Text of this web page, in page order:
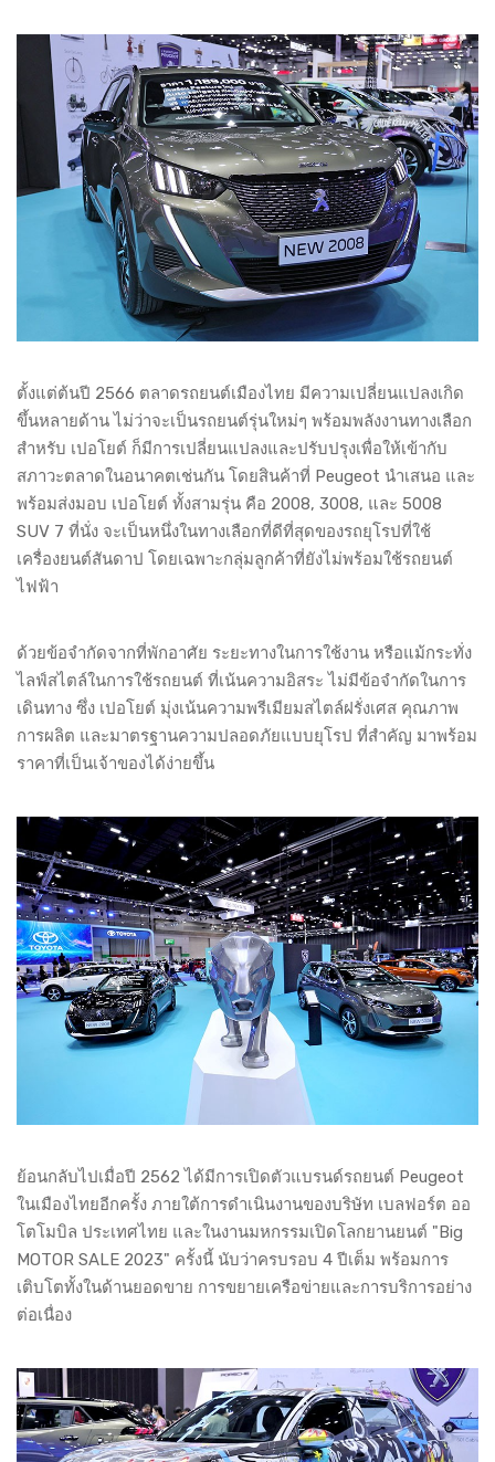
ตั้งแต่ต้นปี 2566 ตลาดรถยนต์เมืองไทย มีความเปลี่ยนแปลงเกิด
ขึ้นหลายด้าน ไม่ว่าจะเป็นรถยนต์รุ่นใหม่ๆ พร้อมพลังงานทางเลือก
สำหรับ เปอโยต์ ก็มีการเปลี่ยนแปลงและปรับปรุงเพื่อให้เข้ากับ
สภาวะตลาดในอนาคตเช่นกัน โดยสินค้าที่ Peugeot นำเสนอ และ
พร้อมส่งมอบ เปอโยต์ ทั้งสามรุ่น คือ 2008, 3008, และ 5008
SUV 7 ที่นั่ง จะเป็นหนึ่งในทางเลือกที่ดีที่สุดของรถยุโรปที่ใช้
เครื่องยนต์สันดาป โดยเฉพาะกลุ่มลูกค้าที่ยังไม่พร้อมใช้รถยนต์
ไฟฟ้า
ด้วยข้อจำกัดจากที่พักอาศัย ระยะทางในการใช้งาน หรือแม้กระทั่ง
ไลฟ์สไตล์ในการใช้รถยนต์ ที่เน้นความอิสระ ไม่มีข้อจำกัดในการ
เดินทาง ซึ่ง เปอโยต์ มุ่งเน้นความพรีเมียมสไตล์ฝรั่งเศส คุณภาพ
การผลิต และมาตรฐานความปลอดภัยแบบยุโรป ที่สำคัญ มาพร้อม
ราคาที่เป็นเจ้าของได้ง่ายขึ้น
ย้อนกลับไปเมื่อปี 2562 ได้มีการเปิดตัวแบรนด์รถยนต์ Peugeot
ในเมืองไทยอีกครั้ง ภายใต้การดำเนินงานของบริษัท เบลฟอร์ต ออ
โตโมบิล ประเทศไทย และในงานมหกรรมเปิดโลกยานยนต์ "Big
MOTOR SALE 2023" ครั้งนี้ นับว่าครบรอบ 4 ปีเต็ม พร้อมการ
เติบโตทั้งในด้านยอดขาย การขยายเครือข่ายและการบริการอย่าง
ต่อเนื่อง